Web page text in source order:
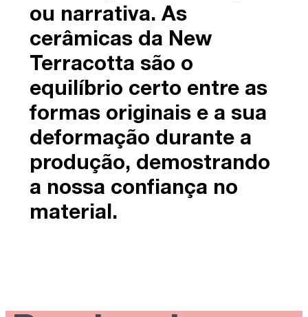
ou narrativa. As
cerâmicas da New
Terracotta são o
equilíbrio certo entre as
formas originais e a sua
deformação durante a
produção, demostrando
a nossa confiança no
material.